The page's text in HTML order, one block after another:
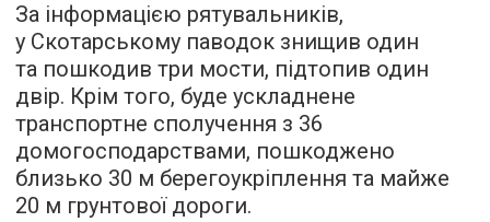
За інформацією рятувальників,
у Скотарському паводок знищив один
та пошкодив три мости, підтопив один
двір. Крім того, буде ускладнене
транспортне сполучення з 36
домогосподарствами, пошкоджено
близько 30 м берегоукріплення та майже
20 м грунтової дороги.